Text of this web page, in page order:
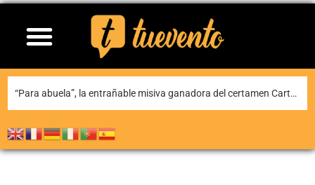
Teguise honra a Nuestra Señora de Las Nieves en la tradicional misa en la ermita